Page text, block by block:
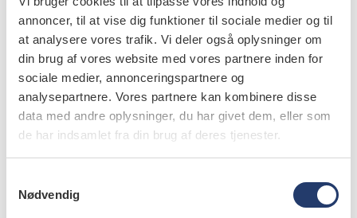
annoncer, til at vise dig funktioner til sociale medier og til
at analysere vores trafik. Vi deler også oplysninger om
din brug af vores website med vores partnere inden for
sociale medier, annonceringspartnere og
analysepartnere. Vores partnere kan kombinere disse
data med andre oplysninger, du har givet dem, eller som
de har indsamlet fra din brug af deres tjenester.
Nødvendig
Susanne Kleist roser styrelsen for at ville fokusere på de
steder, hvor problemerne rent faktisk er.
– Det giver ingen mening at undersøge de steder, hvor
det kører. Vi skal have fat i steder, hvor der er problemer.
Det er vi også som forening og branche bedst tjent med,
siger hun.